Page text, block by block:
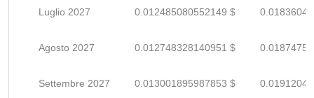
Luglio 2027 0.012485080552149 $
Agosto 2027 0.012748328140951 $
Settembre 2027 0.013001895987853 $